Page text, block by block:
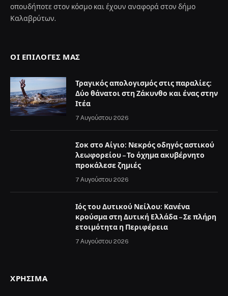
οπουδήποτε στον κόσμο και έχουν αναφορά στον δήμο
Καλαβρύτων.
ΟΙ ΕΠΙΛΟΓΈΣ ΜΑΣ
Τραγικός απολογισμός στις παραλίες:
Δύο θάνατοι στη Ζάκυνθο και ένας στην
Ιτέα
7 Αυγούστου 2026
Σοκ στο Αίγιο: Νεκρός οδηγός αστικού
λεωφορείου – Το όχημα ακυβέρνητο
προκάλεσε ζημιές
7 Αυγούστου 2026
Ιός του Δυτικού Νείλου: Κανένα
κρούσμα στη Δυτική Ελλάδα – Σε πλήρη
ετοιμότητα η Περιφέρεια
7 Αυγούστου 2026
ΧΡΉΣΙΜΑ